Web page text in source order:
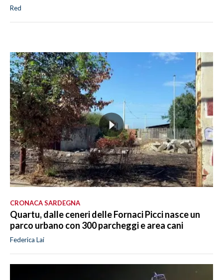
Red
CRONACA SARDEGNA
Quartu, dalle ceneri delle Fornaci Picci nasce un
parco urbano con 300 parcheggi e area cani
Federica Lai